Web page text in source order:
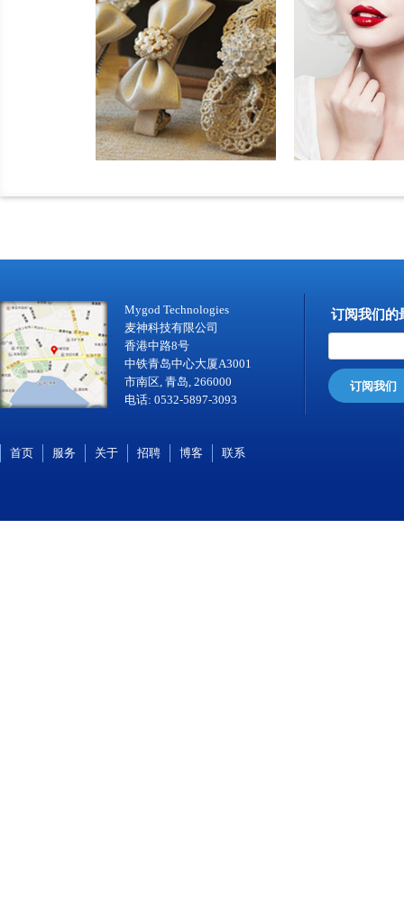
Mygod Technologies
麦神科技有限公司
香港中路8号
中铁青岛中心大厦A3001
市南区, 青岛, 266000
电话: 0532-5897-3093
订阅我们的
订阅我们
首页 服务 关于 招聘 博客 联系